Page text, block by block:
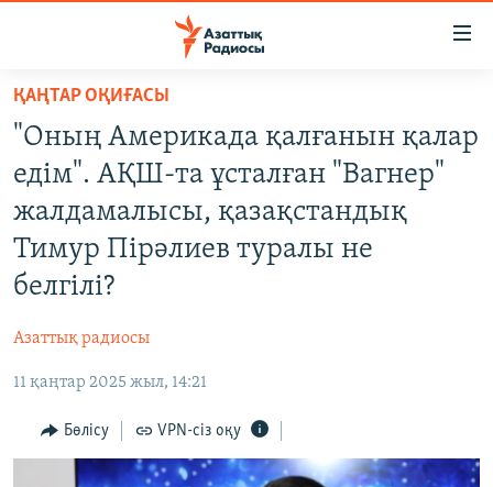
Skip
main
content
to
main
Navigation
to
ЖАҢАЛЫҚТАР
САЯСАТ
ҚАҢТАР ОҚИҒАСЫ
АДАМ ҚҰҚЫҚТАРЫ
АРНАЙЫ ЖОБАЛАР
ҚАҢТАР ОҚИҒАСЫ
"Оның Америкада қалғанын қалар
едім". АҚШ-та ұсталған "Вагнер"
жалдамалысы, қазақстандық
Тимур Пірәлиев туралы не
белгілі?
Азаттық радиосы
11 қаңтар 2025 жыл, 14:21
Бөлісу VPN-сіз оқу